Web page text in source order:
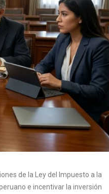
de la Ley del Impuesto a la
e incentivar la inversión